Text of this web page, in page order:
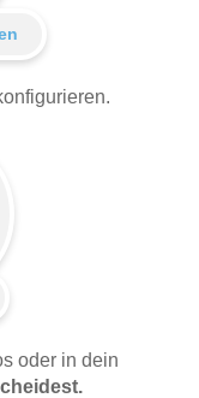
oder in dein